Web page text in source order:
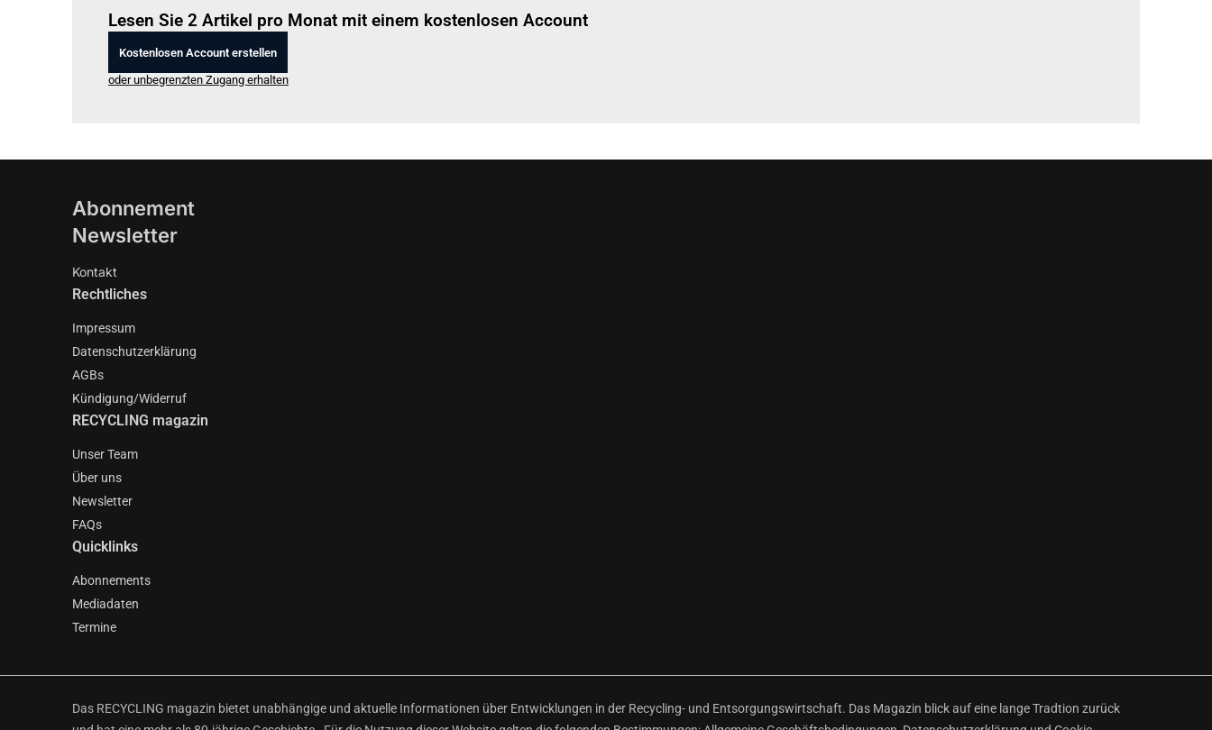
Lesen Sie 2 Artikel pro Monat mit einem kostenlosen Account
Kostenlosen Account erstellen
oder unbegrenzten Zugang erhalten
Abonnement
Newsletter
Kontakt
Rechtliches
Impressum
Datenschutzerklärung
AGBs
Kündigung/Widerruf
RECYCLING magazin
Unser Team
Über uns
Newsletter
FAQs
Quicklinks
Abonnements
Mediadaten
Termine
Das RECYCLING magazin bietet unabhängige und aktuelle Informationen über Entwicklungen in der Recycling- und Entsorgungswirtschaft. Das Magazin blick auf eine lange Tradtion zurück